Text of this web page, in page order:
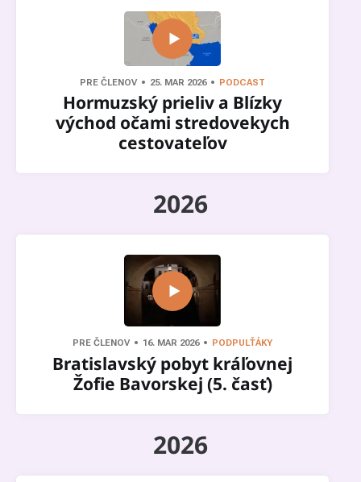
PRE ČLENOV 25. MAR 2026 PODCAST
Hormuzský prieliv a Blízky
východ očami stredovekych
cestovateľov
2026
PRE ČLENOV 16. MAR 2026 PODPULŤÁKY
Bratislavský pobyt kráľovnej
Žofie Bavorskej (5. časť)
2026